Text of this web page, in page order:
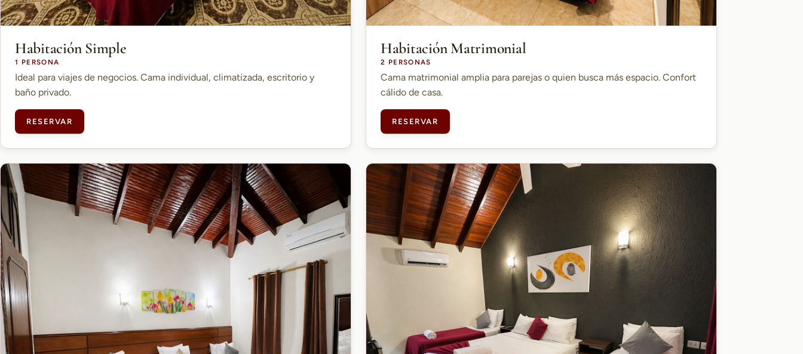
Habitación Simple
1 PERSONA
Ideal para viajes de negocios. Cama individual, climatizada, escritorio y
baño privado.
RESERVAR
Habitación Matrimonial
2 PERSONAS
Cama matrimonial amplia para parejas o quien busca más espacio. Confort
cálido de casa.
RESERVAR